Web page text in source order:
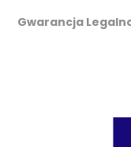
Gwarancja